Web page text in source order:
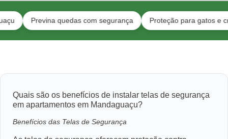
Previna quedas com segurança Proteção para gatos e crianças
Quais são os benefícios de instalar telas de segurança
em apartamentos em Mandaguaçu?
Benefícios das Telas de Segurança